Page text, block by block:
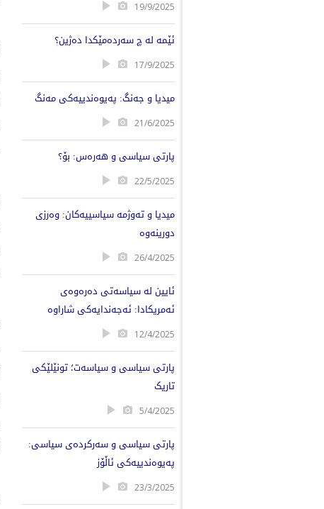
19/9/2025
ئێمە لە چ سەردەمێکدا دەژین؟
17/9/2025
میدیا و جەنگ: پەیوەندییەکی مەنگ
21/6/2025
پارتی سیاسی و هەرەس: بۆ؟ ​
22/5/2025
میدیا و تەوژمە سیاسییەکان: وەرزی
دورینەوە
26/4/2025
ئایین لە سیاسەتی دەرەوەی
ئەمریکادا: ئەجەندایەکی شاراوە
12/4/2025
پارتی سیاسی و سیاسەت؛ تونێلێکی
تاریک
5/4/2025
پارتی سیاسی و سەرکردەی سیاسی:
پەیوەندییەکی ئاڵۆز
23/3/2025